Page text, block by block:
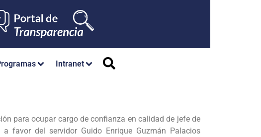
Intranet
para ocupar cargo de confianza en calidad de jefe de
favor del servidor Guido Enrique Guzmán Palacios